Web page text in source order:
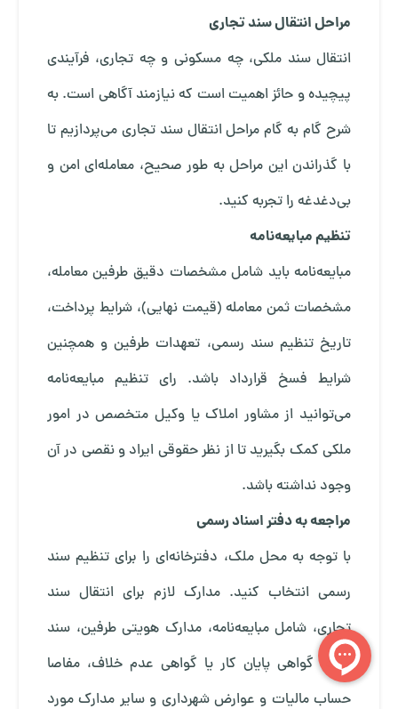
مراحل انتقال سند تجاری
انتقال سند ملکی، چه مسکونی و چه تجاری، فرآیندی
پیچیده و حائز اهمیت است که نیازمند آگاهی است. به
شرح گام به گام مراحل انتقال سند تجاری می‌پردازیم تا
با گذراندن این مراحل به طور صحیح، معامله‌ای امن و
بی‌دغدغه را تجربه کنید.
تنظیم مبایعه‌نامه
مبایعه‌نامه باید شامل مشخصات دقیق طرفین معامله،
مشخصات ثمن معامله (قیمت نهایی)، شرایط پرداخت،
تاریخ تنظیم سند رسمی، تعهدات طرفین و همچنین
شرایط فسخ قرارداد باشد. رای تنظیم مبایعه‌نامه
می‌توانید از مشاور املاک یا وکیل متخصص در امور
ملکی کمک بگیرید تا از نظر حقوقی ایراد و نقصی در آن
وجود نداشته باشد.
مراجعه به دفتر اسناد رسمی
با توجه به محل ملک، دفترخانه‌ای را برای تنظیم سند
رسمی انتخاب کنید. مدارک لازم برای انتقال سند
تجاری، شامل مبایعه‌نامه، مدارک هویتی طرفین، سند
ملک، گواهی پایان کار یا گواهی عدم خلاف، مفاصا
حساب مالیات و عوارض شهرداری و سایر مدارک مورد